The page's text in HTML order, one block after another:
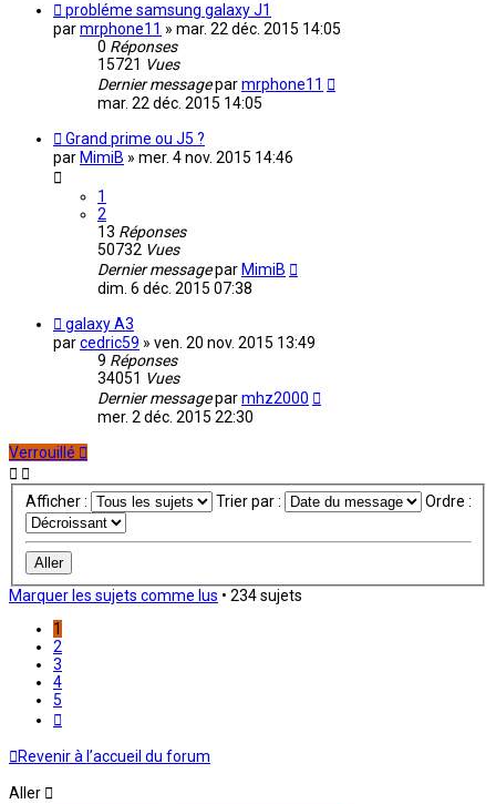
probléme samsung galaxy J1
parmrphone11 » mar. 22 déc. 2015 14:05
0 Réponses
15721 Vues
Dernier messageparmrphone11
mar. 22 déc. 2015 14:05
Grand prime ou J5 ?
par MimiB » mer. 4 nov. 2015 14:46
1
2
13 Réponses
50732 Vues
Dernier messagepar MimiB
dim. 6 déc. 2015 07:38
galaxy A3
parcedric59 » ven. 20 nov. 2015 13:49
9 Réponses
34051 Vues
Dernier messageparmhz2000
mer. 2 déc. 2015 22:30
Verrouillé
Afficher : Trier par : Ordre :
Marquer les sujets comme lus • 234 sujets
1
2
3
4
5
Revenir à l’accueil du forum
Aller